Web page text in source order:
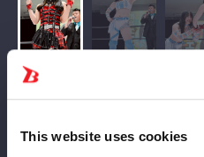
This website uses cookies